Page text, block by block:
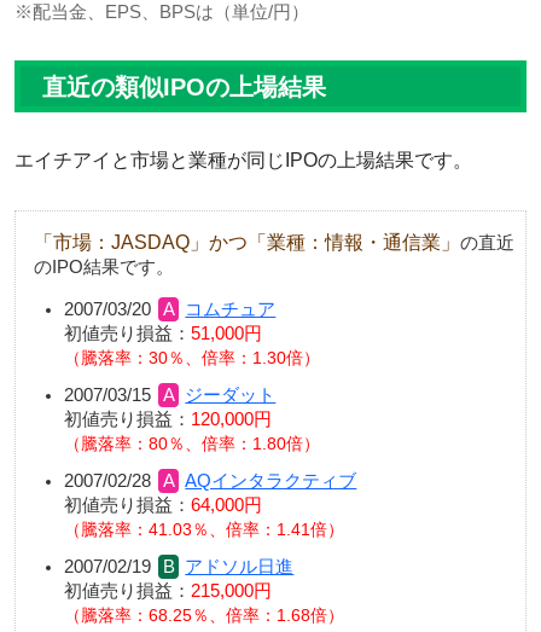
※配当金、EPS、BPSは（単位/円）
直近の類似IPOの上場結果
エイチアイと市場と業種が同じIPOの上場結果です。
「市場：JASDAQ」かつ「業種：情報・通信業」 の直近
のIPO結果です。
2007/03/20
コムチュア
初値売り損益： 51,000円
騰落率：30％、倍率：1.30倍
2007/03/15
ジーダット
初値売り損益： 120,000円
騰落率：80％、倍率：1.80倍
2007/02/28
AQインタラクティブ
初値売り損益： 64,000円
騰落率：41.03％、倍率：1.41倍
2007/02/19
アドソル日進
初値売り損益： 215,000円
騰落率：68.25％、倍率：1.68倍